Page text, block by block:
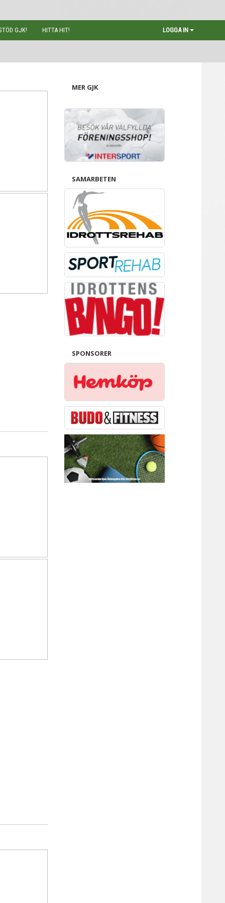
GJK! HITTA HIT! LOGGA IN
MER GJK
SAMARBETEN
SPONSORER